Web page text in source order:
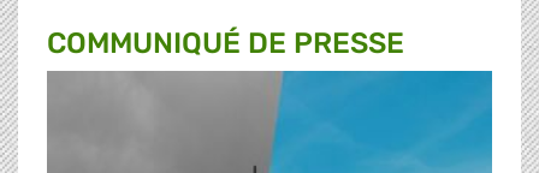
COMMUNIQUÉ DE PRESSE